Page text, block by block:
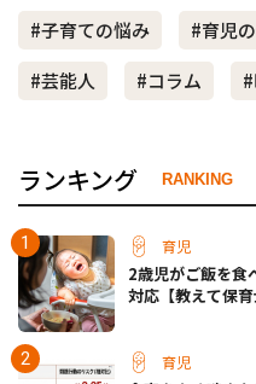
#子育ての悩み
#育児
#芸能人
#コラム
ランキング RANKING
育児
2歳児がご飯を食
対応【教えて保育
育児